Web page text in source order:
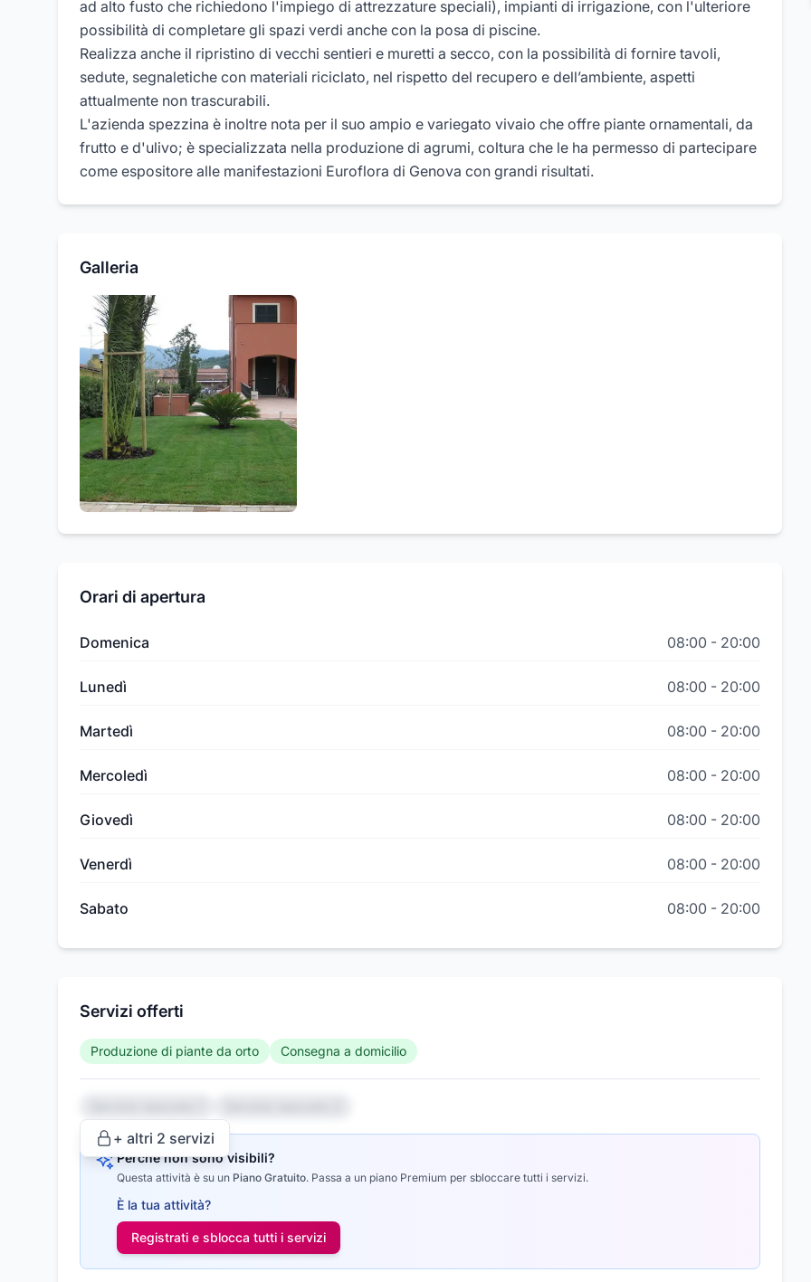
ad alto fusto che richiedono l'impiego di attrezzature speciali), impianti di irrigazione, con l'ulteriore
possibilità di completare gli spazi verdi anche con la posa di piscine.
Realizza anche il ripristino di vecchi sentieri e muretti a secco, con la possibilità di fornire tavoli,
sedute, segnaletiche con materiali riciclato, nel rispetto del recupero e dell’ambiente, aspetti
attualmente non trascurabili.
L'azienda spezzina è inoltre nota per il suo ampio e variegato vivaio che offre piante ornamentali, da
frutto e d'ulivo; è specializzata nella produzione di agrumi, coltura che le ha permesso di partecipare
come espositore alle manifestazioni Euroflora di Genova con grandi risultati.
Galleria
Orari di apertura
Domenica 08:00 - 20:00
Lunedì 08:00 - 20:00
Martedì 08:00 - 20:00
Mercoledì 08:00 - 20:00
Giovedì 08:00 - 20:00
Venerdì 08:00 - 20:00
Sabato 08:00 - 20:00
Servizi offerti
Produzione di piante da orto Consegna a domicilio
+ altri 2 servizi
Perché non sono visibili?
Questa attività è su un Piano Gratuito. Passa a un piano Premium per sbloccare tutti i servizi.
È la tua attività?
Registrati e sblocca tutti i servizi